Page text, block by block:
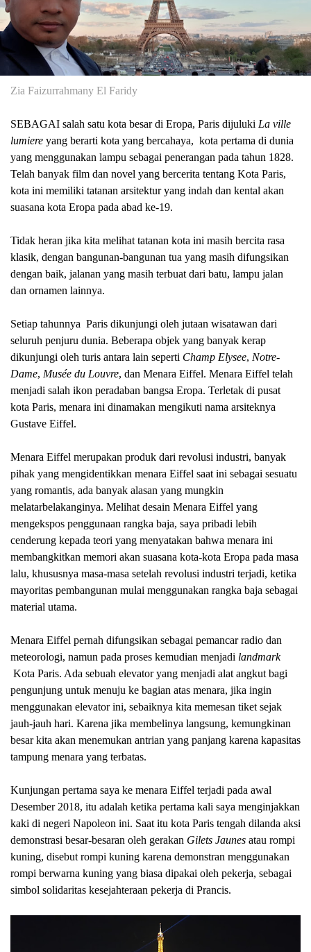
Zia Faizurrahmany El Faridy
SEBAGAI salah satu kota besar di Eropa, Paris dijuluki La ville
lumiere yang berarti kota yang bercahaya, kota pertama di dunia
yang menggunakan lampu sebagai penerangan pada tahun 1828.
Telah banyak film dan novel yang bercerita tentang Kota Paris,
kota ini memiliki tatanan arsitektur yang indah dan kental akan
suasana kota Eropa pada abad ke-19.
Tidak heran jika kita melihat tatanan kota ini masih bercita rasa
klasik, dengan bangunan-bangunan tua yang masih difungsikan
dengan baik, jalanan yang masih terbuat dari batu, lampu jalan
dan ornamen lainnya.
Setiap tahunnya Paris dikunjungi oleh jutaan wisatawan dari
seluruh penjuru dunia. Beberapa objek yang banyak kerap
dikunjungi oleh turis antara lain seperti Champ Elysee, Notre-
Dame, Musée du Louvre, dan Menara Eiffel. Menara Eiffel telah
menjadi salah ikon peradaban bangsa Eropa. Terletak di pusat
kota Paris, menara ini dinamakan mengikuti nama arsiteknya
Gustave Eiffel.
Menara Eiffel merupakan produk dari revolusi industri, banyak
pihak yang mengidentikkan menara Eiffel saat ini sebagai sesuatu
yang romantis, ada banyak alasan yang mungkin
melatarbelakanginya. Melihat desain Menara Eiffel yang
mengekspos penggunaan rangka baja, saya pribadi lebih
cenderung kepada teori yang menyatakan bahwa menara ini
membangkitkan memori akan suasana kota-kota Eropa pada masa
lalu, khususnya masa-masa setelah revolusi industri terjadi, ketika
mayoritas pembangunan mulai menggunakan rangka baja sebagai
material utama.
Menara Eiffel pernah difungsikan sebagai pemancar radio dan
meteorologi, namun pada proses kemudian menjadi landmark
Kota Paris. Ada sebuah elevator yang menjadi alat angkut bagi
pengunjung untuk menuju ke bagian atas menara, jika ingin
menggunakan elevator ini, sebaiknya kita memesan tiket sejak
jauh-jauh hari. Karena jika membelinya langsung, kemungkinan
besar kita akan menemukan antrian yang panjang karena kapasitas
tampung menara yang terbatas.
Kunjungan pertama saya ke menara Eiffel terjadi pada awal
Desember 2018, itu adalah ketika pertama kali saya menginjakkan
kaki di negeri Napoleon ini. Saat itu kota Paris tengah dilanda aksi
demonstrasi besar-besaran oleh gerakan Gilets Jaunes atau rompi
kuning, disebut rompi kuning karena demonstran menggunakan
rompi berwarna kuning yang biasa dipakai oleh pekerja, sebagai
simbol solidaritas kesejahteraan pekerja di Prancis.